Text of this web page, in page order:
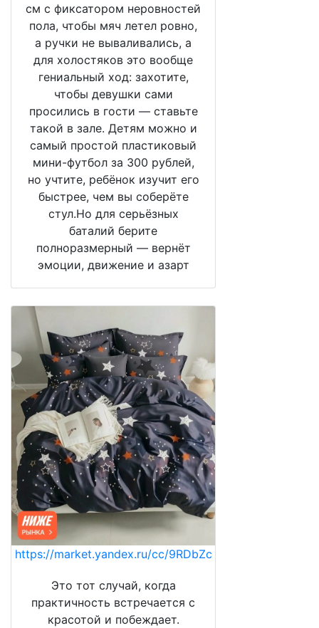
см с фиксатором неровностей
пола, чтобы мяч летел ровно,
а ручки не вываливались, а
для холостяков это вообще
гениальный ход: захотите,
чтобы девушки сами
просились в гости — ставьте
такой в зале. Детям можно и
самый простой пластиковый
мини-футбол за 300 рублей,
но учтите, ребёнок изучит его
быстрее, чем вы соберёте
стул.Но для серьёзных
баталий берите
полноразмерный — вернёт
эмоции, движение и азарт
https://market.yandex.ru/cc/9RDbZc
Это тот случай, когда
практичность встречается с
красотой и побеждает.